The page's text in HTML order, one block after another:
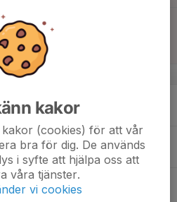
HBK P4
1
1
v.42
kakor
(cookies) för att vår
bra för dig. De används
i syfte att hjälpa oss att
våra tjänster.
vi cookies